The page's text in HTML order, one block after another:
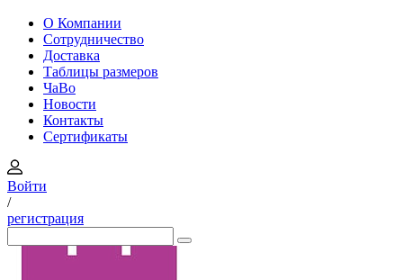
О Компании
Сотрудничество
Доставка
Таблицы размеров
ЧаВо
Новости
Контакты
Сертификаты
Войти
/
регистрация